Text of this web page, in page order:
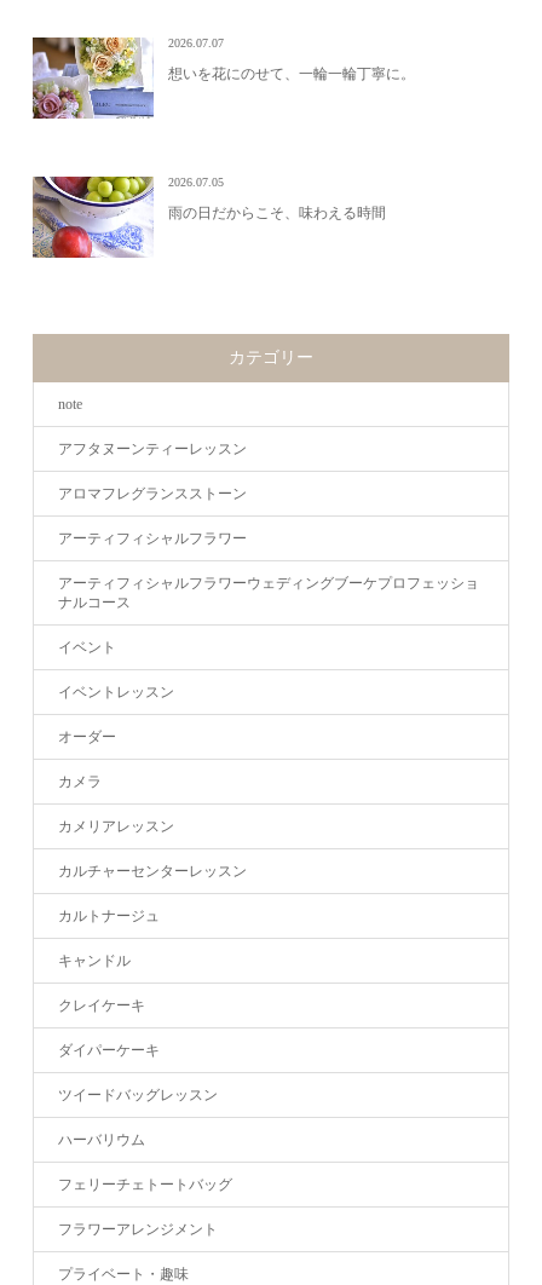
2026.07.07
想いを花にのせて、一輪一輪丁寧に。
2026.07.05
雨の日だからこそ、味わえる時間
カテゴリー
note
アフタヌーンティーレッスン
アロマフレグランスストーン
アーティフィシャルフラワー
アーティフィシャルフラワーウェディングブーケプロフェッショ
ナルコース
イベント
イベントレッスン
オーダー
カメラ
カメリアレッスン
カルチャーセンターレッスン
カルトナージュ
キャンドル
クレイケーキ
ダイパーケーキ
ツイードバッグレッスン
ハーバリウム
フェリーチェトートバッグ
フラワーアレンジメント
プライベート・趣味